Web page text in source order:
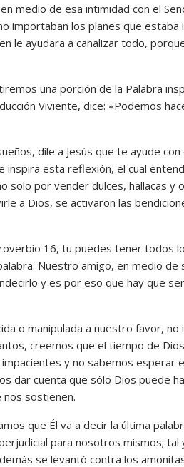
medio de esa intimidad con el
importaban los planes que
le ayudara a canalizar todo,
una porción de la Palabra
Viviente, dice: «Podemos
dile a Jesús que te ayude con
esta reflexión, el cual
solo por vender dulces, hallacas y
a Dios, se activaron las
16, tu puedes tener todos
Nuestro amigo, en medio
y es por eso que hay que
o manipulada a nuestro favor,
creemos que el tiempo de
y no sabemos esperar
dar cuenta que sólo Dios puede
nos sostienen.
que Él va a decir la última
para nosotros mismos; tal
se levantó contra los